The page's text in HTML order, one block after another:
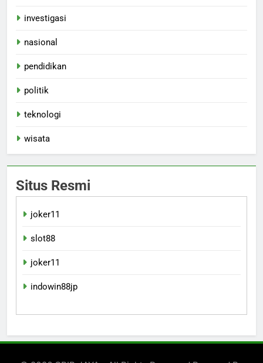
investigasi
nasional
pendidikan
politik
teknologi
wisata
Situs Resmi
joker11
slot88
joker11
indowin88jp